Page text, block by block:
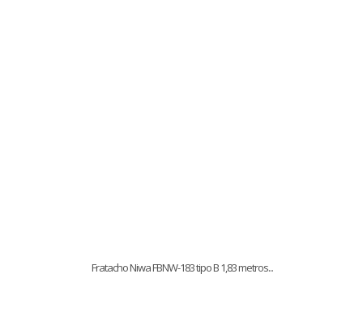
Fratacho Niwa FBNW-183 tipo B 1,83 metros...